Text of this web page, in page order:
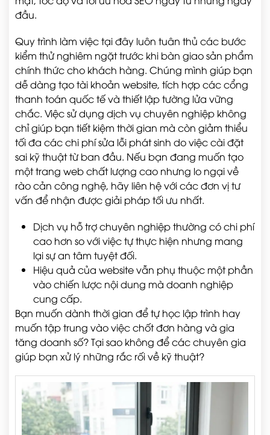
đầu.
Quy trình làm việc tại đây luôn tuân thủ các bước
kiểm thử nghiêm ngặt trước khi bàn giao sản phẩm
chính thức cho khách hàng. Chúng mình giúp bạn
dễ dàng tạo tài khoản website, tích hợp các cổng
thanh toán quốc tế và thiết lập tường lửa vững
chắc. Việc sử dụng dịch vụ chuyên nghiệp không
chỉ giúp bạn tiết kiệm thời gian mà còn giảm thiểu
tối đa các chi phí sửa lỗi phát sinh do việc cài đặt
sai kỹ thuật từ ban đầu. Nếu bạn đang muốn tạo
một trang web chất lượng cao nhưng lo ngại về
rào cản công nghệ, hãy liên hệ với các đơn vị tư
vấn để nhận được giải pháp tối ưu nhất.
Dịch vụ hỗ trợ chuyên nghiệp thường có chi phí
cao hơn so với việc tự thực hiện nhưng mang
lại sự an tâm tuyệt đối.
Hiệu quả của website vẫn phụ thuộc một phần
vào chiến lược nội dung mà doanh nghiệp
cung cấp.
Bạn muốn dành thời gian để tự học lập trình hay
muốn tập trung vào việc chốt đơn hàng và gia
tăng doanh số? Tại sao không để các chuyên gia
giúp bạn xử lý những rắc rối về kỹ thuật?